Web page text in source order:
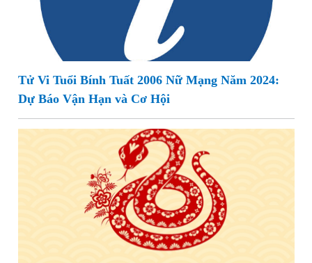
Tử Vi Tuổi Bính Tuất 2006 Nữ Mạng Năm 2024:
Dự Báo Vận Hạn và Cơ Hội